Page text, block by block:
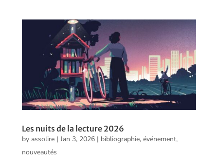
Les nuits de la lecture 2026
by assolire| Jan 3, 2026| bibliographie, événement,
nouveautés